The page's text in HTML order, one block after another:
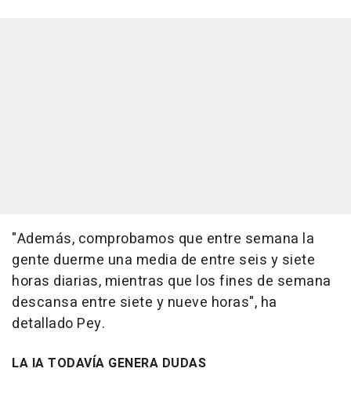
"Además, comprobamos que entre semana la
gente duerme una media de entre seis y siete
horas diarias, mientras que los fines de semana
descansa entre siete y nueve horas", ha
detallado Pey.
LA IA TODAVÍA GENERA DUDAS